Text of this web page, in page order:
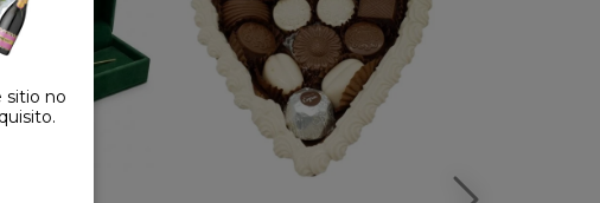
sitio no